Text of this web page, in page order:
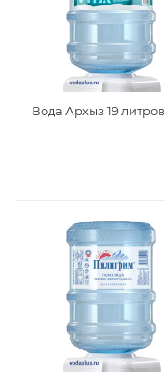
Вода Архыз 19 литров